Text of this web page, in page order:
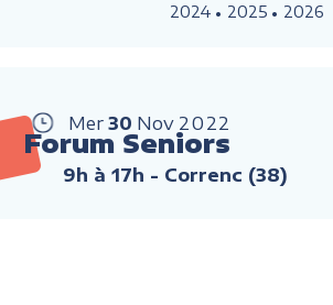
2024
2025 2026
Mer 30 Nov 2022
Forum Seniors
9h à 17h - Correnc (38)